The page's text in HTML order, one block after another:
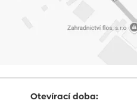
Otevírací doba: